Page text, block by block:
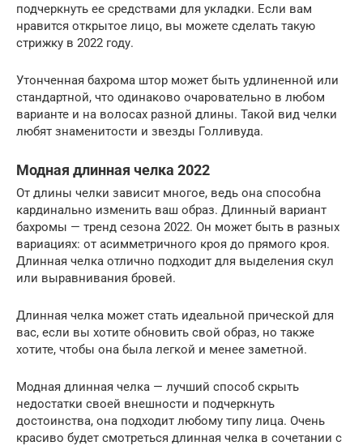
подчеркнуть ее средствами для укладки. Если вам
нравится открытое лицо, вы можете сделать такую ​​
стрижку в 2022 году.
Утонченная бахрома штор может быть удлиненной или
стандартной, что одинаково очаровательно в любом
варианте и на волосах разной длины. Такой вид челки
любят знаменитости и звезды Голливуда.
Модная длинная челка 2022
От длины челки зависит многое, ведь она способна
кардинально изменить ваш образ. Длинный вариант
бахромы — тренд сезона 2022. Он может быть в разных
вариациях: от асимметричного кроя до прямого кроя.
Длинная челка отлично подходит для выделения скул
или выравнивания бровей.
Длинная челка может стать идеальной прической для
вас, если вы хотите обновить свой образ, но также
хотите, чтобы она была легкой и менее заметной.
Модная длинная челка — лучший способ скрыть
недостатки своей внешности и подчеркнуть
достоинства, она подходит любому типу лица. Очень
красиво будет смотреться длинная челка в сочетании с